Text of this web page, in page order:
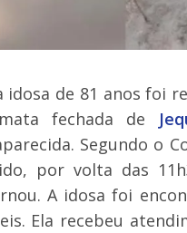
idosa de 81 anos foi
fechada de
Segundo o
por volta das
A idosa foi
Ela recebeu